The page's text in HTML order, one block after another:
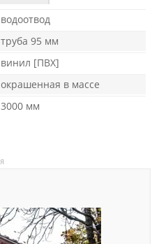
водоотвод
труба 95 мм
винил [ПВХ]
окрашенная в массе
3000 мм